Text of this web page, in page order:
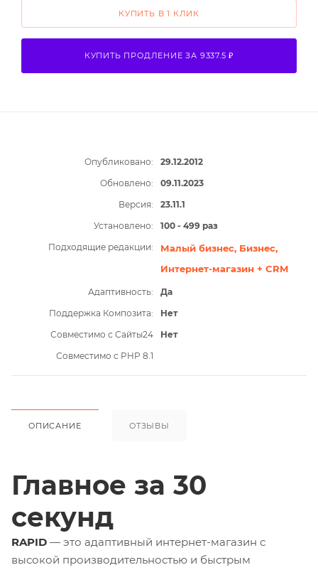
КУПИТЬ В 1 КЛИК
КУПИТЬ ПРОДЛЕНИЕ ЗА 9337.5 ₽
Опубликовано:
29.12.2012
Обновлено:
09.11.2023
Версия:
23.11.1
Установлено:
100 - 499 раз
Подходящие редакции:
Малый бизнес, Бизнес,
Интернет-магазин + CRM
Адаптивность:
Да
Поддержка Композита:
Нет
Совместимо с Сайты24
Нет
Совместимо с PHP 8.1
ОПИСАНИЕ ОТЗЫВЫ
Главное за 30
секунд
RAPID — это адаптивный интернет-магазин с
высокой производительностью и быстрым